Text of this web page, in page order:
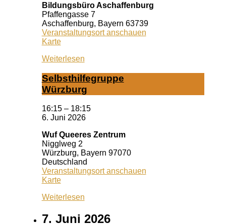
Bildungsbüro Aschaffenburg
Pfaffengasse 7
Aschaffenburg, Bayern 63739
Veranstaltungsort anschauen
KarteBildungsbüro
Weiterlesen
Selbst­hil­fe­grup­pe
Würz­burg
16:15 – 18:15
6. Juni 2026
Wuf Queeres Zentrum
Nigglweg 2
Würzburg, Bayern 97070
Deutschland
Veranstaltungsort anschauen
KarteWuf
Zentrum
Weiterlesen
7. Juni 2026